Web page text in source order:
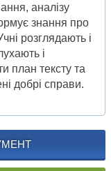
аналізу
знання про
розглядають і
і
план тексту та
добрі справи.